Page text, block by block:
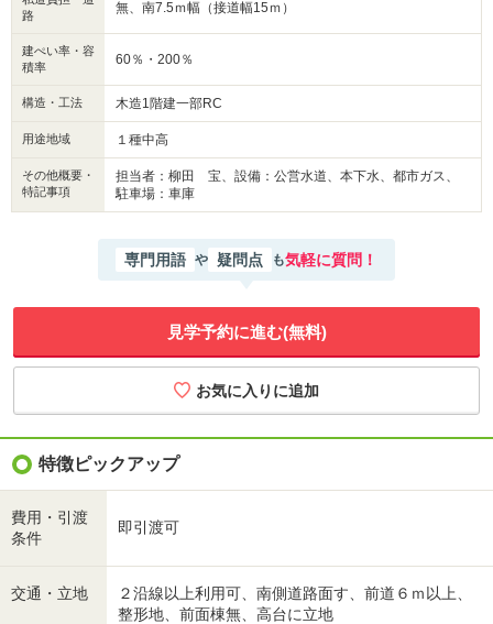
路
無、南7.5ｍ幅（接道幅15ｍ）
建ぺい率・容
積率
60％・200％
構造・工法 木造1階建一部RC
用途地域 １種中高
その他概要・
特記事項
担当者：柳田 宝、設備：公営水道、本下水、都市ガス、
駐車場：車庫
専門用語 や 疑問点 も気軽に質問！
見学予約に進む(無料)
特徴ピックアップ
費用・引渡
条件
即引渡可
交通・立地
２沿線以上利用可、南側道路面す、前道６ｍ以上、
整形地、前面棟無、高台に立地